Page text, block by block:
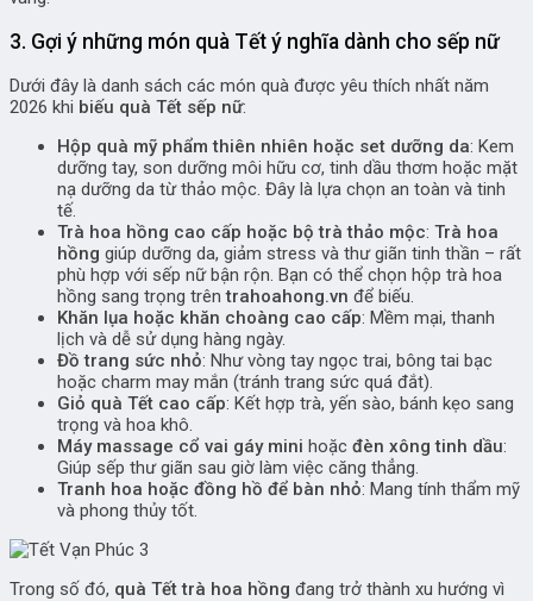
3. Gợi ý những món quà Tết ý nghĩa dành cho sếp nữ
Dưới đây là danh sách các món quà được yêu thích nhất năm
2026 khi biếu quà Tết sếp nữ:
Hộp quà mỹ phẩm thiên nhiên hoặc set dưỡng da: Kem
dưỡng tay, son dưỡng môi hữu cơ, tinh dầu thơm hoặc mặt
nạ dưỡng da từ thảo mộc. Đây là lựa chọn an toàn và tinh
tế.
Trà hoa hồng cao cấp hoặc bộ trà thảo mộc: Trà hoa
hồng giúp dưỡng da, giảm stress và thư giãn tinh thần – rất
phù hợp với sếp nữ bận rộn. Bạn có thể chọn hộp trà hoa
hồng sang trọng trêntrahoahong.vn để biếu.
Khăn lụa hoặc khăn choàng cao cấp: Mềm mại, thanh
lịch và dễ sử dụng hàng ngày.
Đồ trang sức nhỏ: Như vòng tay ngọc trai, bông tai bạc
hoặc charm may mắn (tránh trang sức quá đắt).
Giỏ quà Tết cao cấp: Kết hợp trà, yến sào, bánh kẹo sang
trọng và hoa khô.
Máy massage cổ vai gáy mini hoặc đèn xông tinh dầu:
Giúp sếp thư giãn sau giờ làm việc căng thẳng.
Tranh hoa hoặc đồng hồ để bàn nhỏ: Mang tính thẩm mỹ
và phong thủy tốt.
Trong số đó, quà Tết trà hoa hồng đang trở thành xu hướng vì